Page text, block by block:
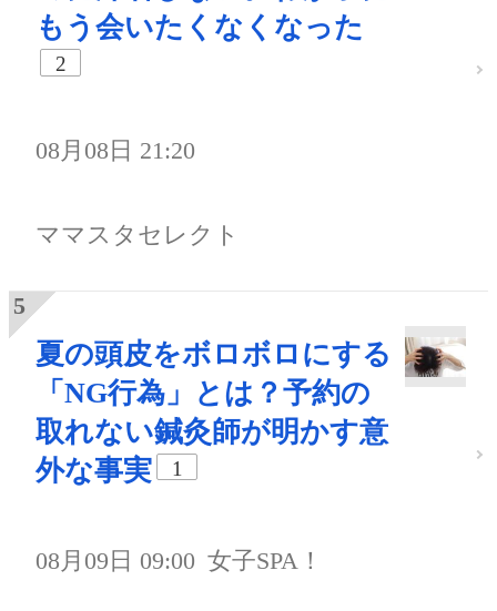
もう会いたくなくなった
2
08月08日 21:20
ママスタセレクト
夏の頭皮をボロボロにする
「NG行為」とは？予約の
取れない鍼灸師が明かす意
外な事実
1
08月09日 09:00 女子SPA！